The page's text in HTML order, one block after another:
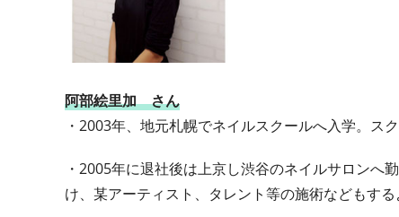
阿部絵里加 さん
・2003年、地元札幌でネイルスクールへ入学。ス
・2005年に退社後は上京し渋谷のネイルサロン
け、某アーティスト、タレント等の施術などもする